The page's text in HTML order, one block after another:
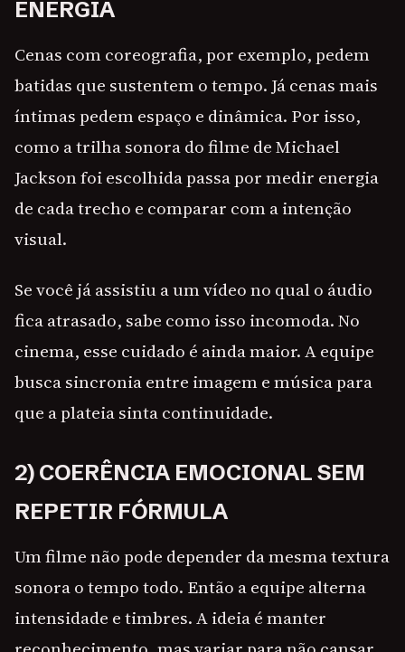
ENERGIA
Cenas com coreografia, por exemplo, pedem
batidas que sustentem o tempo. Já cenas mais
íntimas pedem espaço e dinâmica. Por isso,
como a trilha sonora do filme de Michael
Jackson foi escolhida passa por medir energia
de cada trecho e comparar com a intenção
visual.
Se você já assistiu a um vídeo no qual o áudio
fica atrasado, sabe como isso incomoda. No
cinema, esse cuidado é ainda maior. A equipe
busca sincronia entre imagem e música para
que a plateia sinta continuidade.
2) COERÊNCIA EMOCIONAL SEM
REPETIR FÓRMULA
Um filme não pode depender da mesma textura
sonora o tempo todo. Então a equipe alterna
intensidade e timbres. A ideia é manter